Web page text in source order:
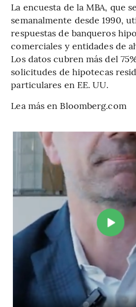
La encuesta de la MBA, que
semanalmente desde 1990,
respuestas de banqueros
comerciales y entidades de
Los datos cubren más del
solicitudes de hipotecas
particulares en EE. UU.
Lea más en Bloomberg.com